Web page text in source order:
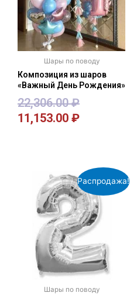
Шары по поводу
Композиция из шаров
«Важный День Рождения»
22,306.00₽
11,153.00 ₽
Распродажа!
Шары по поводу